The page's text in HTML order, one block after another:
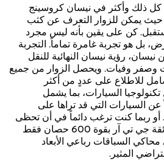
ذلك وأكثر في نيسان كروسينج
حيث يمكن للزوار التعرف عن كثب
كن على يقين بأنه ليس مجرد
بل هو تجربة غامرة تماماً. التجربة
نيسان، رؤية نيسان النهائية للنقل
وصفر وفيات. ويحصل الزوار من جميع
للاطلاع على عددٍ من أكثر
السيارات، بما يشمل
عن السيارات التي قد تراها على
أو ربما كنت ترغب دائماً في أن تحظى
بفرصة تجربة السيارة الفائقة جي تي آر بقوة 600 حصان فقط
السباقات رباعي الأبعاد
المثير.